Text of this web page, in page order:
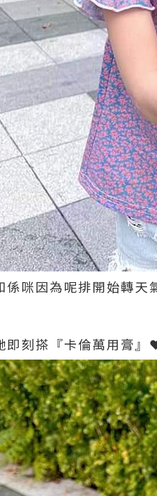
係咪因為呢排開始轉
即刻搽『卡倫萬用膏』